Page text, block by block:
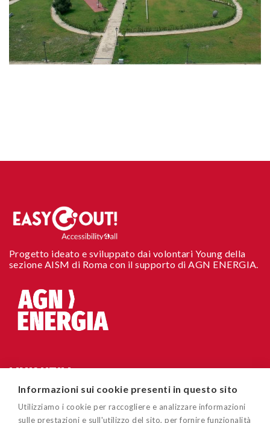
Progetto ideato e sviluppato dai volontari Young della
sezione AISM di Roma con il supporto di AGN ENERGIA.
LINK UTILI
Chi siamo
Accessibilità sito
CONTATTI
Informazioni sui cookie presenti in questo sito
Utilizziamo i cookie per raccogliere e analizzare informazioni
sulle prestazioni e sull'utilizzo del sito, per fornire funzionalità